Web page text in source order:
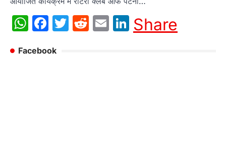
WhatsApp
Facebook
Twitter
Reddit
EmailLinkedIn
Share
Facebook